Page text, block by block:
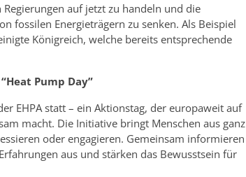
auf jetzt zu handeln und die
fossilen Energieträgern zu senken. Als Beispiel
Königreich, welche bereits entsprechende
Pump Day”
EHPA statt – ein Aktionstag, der europaweit auf
macht. Die Initiative bringt Menschen aus ganz
oder engagieren. Gemeinsam informieren
aus und stärken das Bewusstsein für